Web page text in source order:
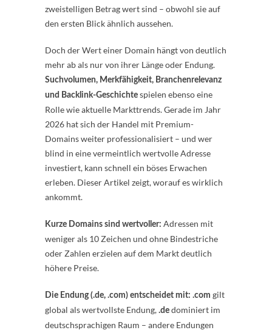
zweistelligen Betrag wert sind – obwohl sie auf
den ersten Blick ähnlich aussehen.
Doch der Wert einer Domain hängt von deutlich
mehr ab als nur von ihrer Länge oder Endung.
Suchvolumen, Merkfähigkeit, Branchenrelevanz
und Backlink-Geschichte spielen ebenso eine
Rolle wie aktuelle Markttrends. Gerade im Jahr
2026 hat sich der Handel mit Premium-
Domains weiter professionalisiert – und wer
blind in eine vermeintlich wertvolle Adresse
investiert, kann schnell ein böses Erwachen
erleben. Dieser Artikel zeigt, worauf es wirklich
ankommt.
Kurze Domains sind wertvoller: Adressen mit
weniger als 10 Zeichen und ohne Bindestriche
oder Zahlen erzielen auf dem Markt deutlich
höhere Preise.
Die Endung (.de, .com) entscheidet mit: .com gilt
global als wertvollste Endung, .de dominiert im
deutschsprachigen Raum – andere Endungen